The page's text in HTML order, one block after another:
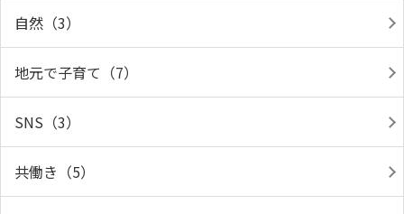
自然（3）
地元で子育て（7）
SNS（3）
共働き（5）